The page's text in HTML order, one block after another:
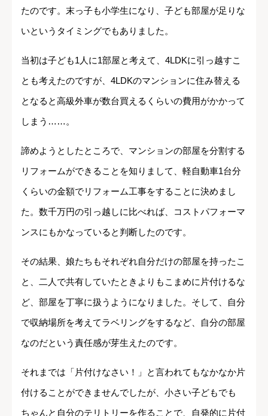
たのです。末っ子も小学生になり、子ども部屋が足りな
いというタイミングでもありました。
当初は子ども1人に1部屋と考えて、4LDKに引っ越すこ
とも考えたのですが、4LDKのマンションに住み替える
となると高級外車が数台買えるくらいの費用がかかって
しまう……。
諦めようとしたところで、マンションの部屋を分割する
リフォームができることを知りまして、軽自動車1台分
くらいの金額でリフォーム工事をすることに決めまし
た。数千万円の引っ越しに比べれば、コストパフォーマ
ンスにもかなっていると判断したのです。
その結果、娘たちもそれぞれ自分だけの部屋を持ったこ
と、二人で共有していたときよりもこまめに片付けるな
ど、部屋を丁寧に扱うようになりました。そして、自分
で収納場所を考えてラベリングをするなど、自分の部屋
なのだという責任感が芽生えたのです。
それまでは「片付けなさい！」と言われてもなかなか片
付けることができませんでしたが、小さい子どもでも
ちゃんと自分のテリトリーを作ることで、自発的に片付